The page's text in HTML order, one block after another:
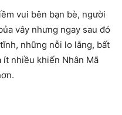
vui bên bạn bè, người
vây nhưng ngay sau đó
những nỗi lo lắng, bất
nhiều khiến Nhân Mã